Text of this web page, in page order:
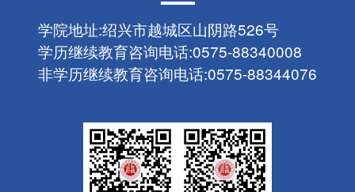
学院地址:绍兴市越城区山阴路526号
学历继续教育咨询电话:0575-88340008
非学历继续教育咨询电话:0575-88344076